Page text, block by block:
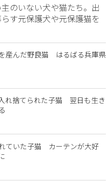
のいない犬や猫たち。出
す元保護犬や元保護猫を
産んだ野良猫 はるばる兵庫県
れ捨てられた子猫 翌日も生き
ていた子猫 カーテンが大好